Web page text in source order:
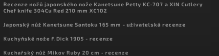
Recenze nožů japonského nože Kanetsune Petty KC-707 a XIN Cutlery
Chef knife 304Cu Red 210 mm XC102
Japonský nůž Kanetsune Santoku 165 mm - uživatelská recenze
Kuchyňské nože F.Dick 1905 - recenze
Kuchařský nůž Mikov Ruby 20 cm - recenze